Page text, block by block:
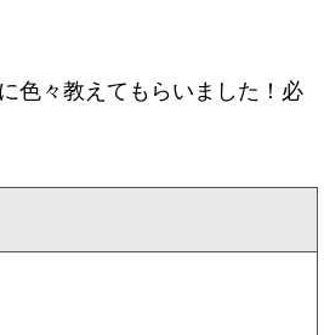
色々教えてもらいました！必